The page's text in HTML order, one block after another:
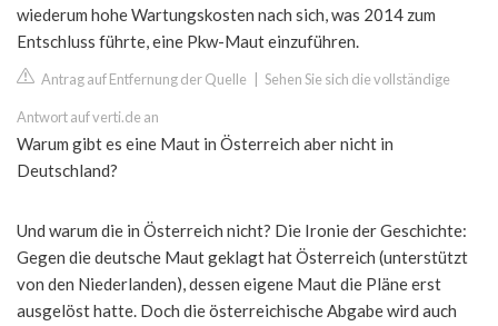
wiederum hohe Wartungskosten nach sich, was 2014 zum
Entschluss führte, eine Pkw-Maut einzuführen.
Antrag auf Entfernung der Quelle Sehen Sie sich die vollständige
Antwort auf verti.de an
Warum gibt es eine Maut in Österreich aber nicht in
Deutschland?
Und warum die in Österreich nicht? Die Ironie der Geschichte:
Gegen die deutsche Maut geklagt hat Österreich (unterstützt
von den Niederlanden), dessen eigene Maut die Pläne erst
ausgelöst hatte. Doch die österreichische Abgabe wird auch